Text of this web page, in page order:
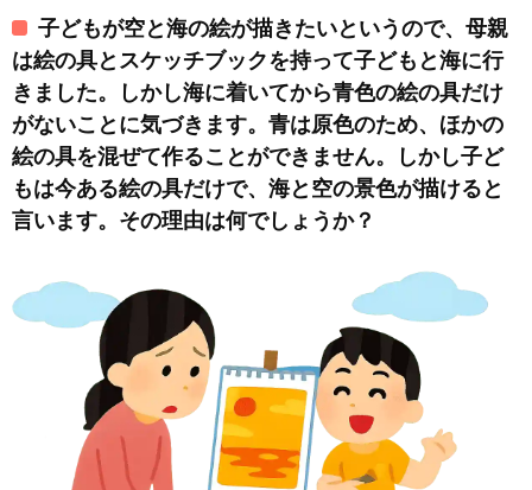
子どもが空と海の絵が描きたいというので、母親
は絵の具とスケッチブックを持って子どもと海に行
きました。しかし海に着いてから青色の絵の具だけ
がないことに気づきます。青は原色のため、ほかの
絵の具を混ぜて作ることができません。しかし子ど
もは今ある絵の具だけで、海と空の景色が描けると
言います。その理由は何でしょうか？